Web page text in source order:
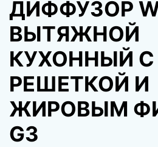
ДИФФУЗОР
ВЫТЯЖНОЙ
КУХОННЫЙ С
РЕШЕТКОЙ И
ЖИРОВЫМ
G3